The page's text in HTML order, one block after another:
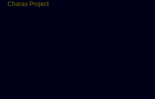
Charas Project